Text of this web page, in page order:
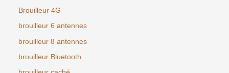
Brouilleur 4G
brouilleur 6 antennes
brouilleur 8 antennes
brouilleur Bluetooth